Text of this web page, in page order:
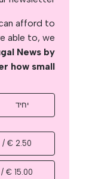
afford to
able to, we
News by
how small
יחיד
2.50 € / month
15.00 € / month